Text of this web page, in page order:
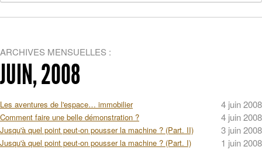
ARCHIVES MENSUELLES :
JUIN, 2008
Les aventures de l'espace… immobilier 4 juin 2008
Comment faire une belle démonstration ? 4 juin 2008
Jusqu'à quel point peut-on pousser la machine ? (Part. II) 3 juin 2008
Jusqu'à quel point peut-on pousser la machine ? (Part. I) 1 juin 2008